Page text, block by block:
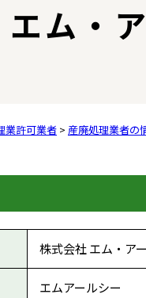
ム・
業許可業者 > 産廃処理業者の
株式会社 エム・ア
エムアールシー